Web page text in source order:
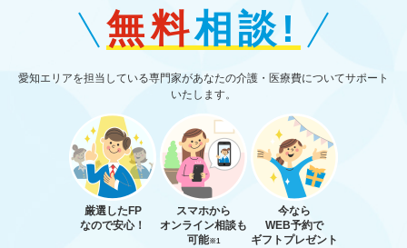
無料相談!
愛知エリアを担当している専門家があなたの介護・医療費についてサポート
いたします。
厳選したFP
なので安心！
スマホから
オンライン相談も
可能※1
今なら
WEB予約で
ギフトプレゼント